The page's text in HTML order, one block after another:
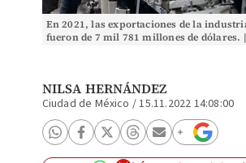
En 2021, las exportaciones de la
fueron de 7 mil 781 millones de dólares.
NILSA HERNÁNDEZ
Ciudad de México /15.11.2022 14:08:00